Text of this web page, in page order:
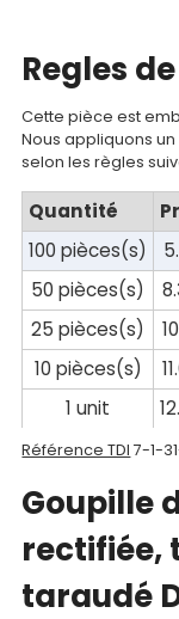
Mon
panier
Contact
Regles
Cette pièce est
Nous appliquons
selon les règles
Quantité
100 pièces(s)
50 pièces(s)
25 pièces(s)
10 pièces(s)
1 unit
Référence TDI 7-1-
Goupille
rectifiée,
taraudé